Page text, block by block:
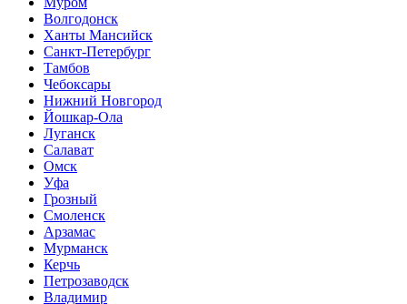
Волгодонск
Ханты Мансийск
Санкт-Петербург
Тамбов
Чебоксары
Нижний Новгород
Йошкар-Ола
Луганск
Салават
Омск
Уфа
Грозный
Смоленск
Арзамас
Мурманск
Керчь
Петрозаводск
Владимир